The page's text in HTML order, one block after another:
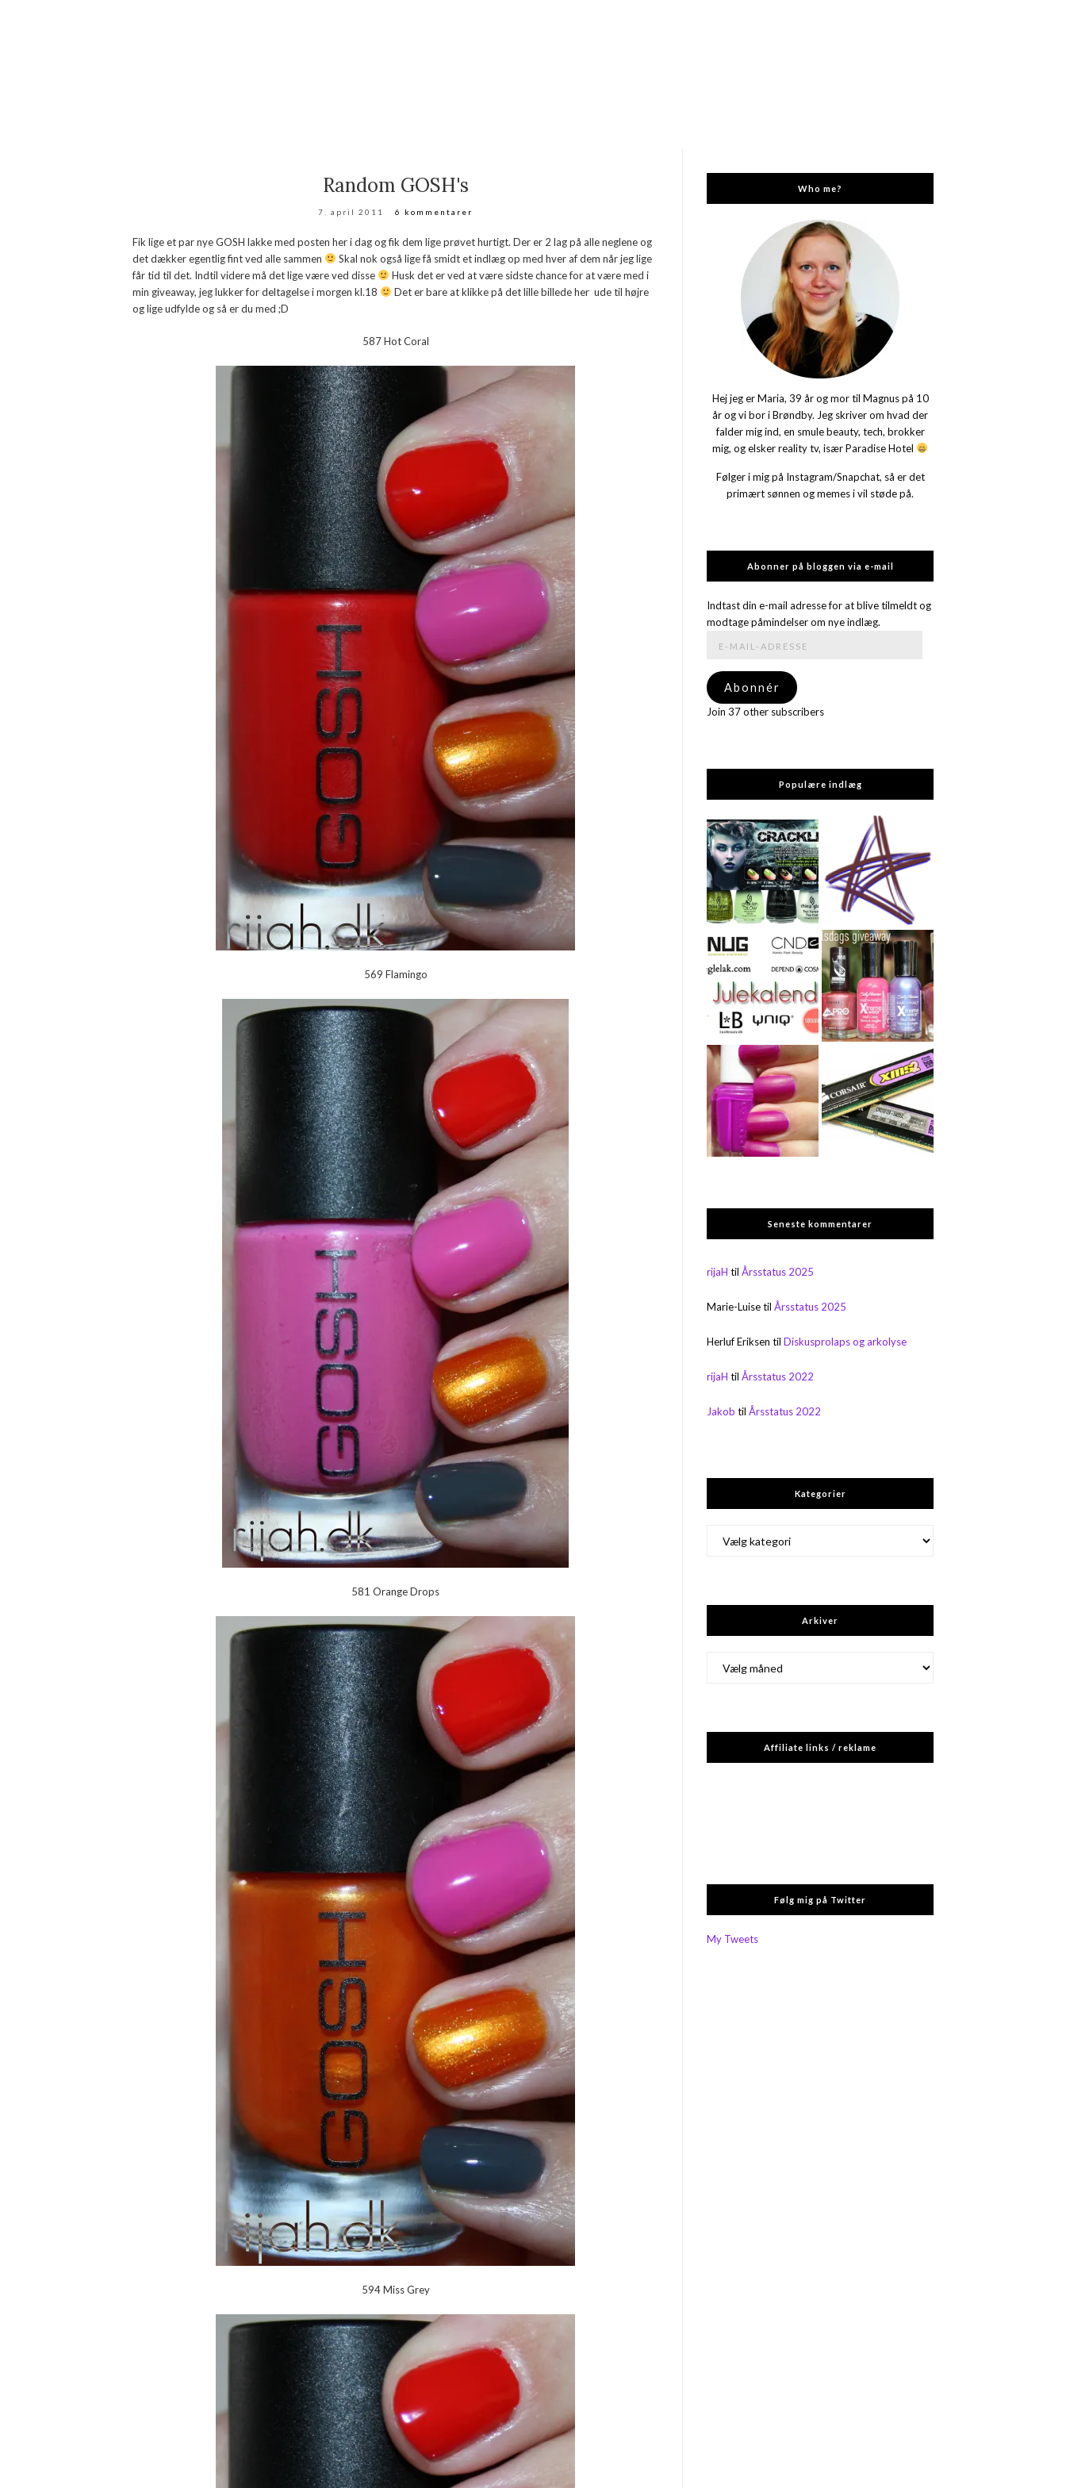
Random GOSH's
7. april 2011 6 kommentarer
Fik lige et par nye GOSH lakke med posten her i dag og fik dem lige prøvet hurtigt. Der er 2 lag på alle neglene og
det dækker egentlig fint ved alle sammen
Skal nok også lige få smidt et indlæg op med hver af dem når jeg lige
får tid til det. Indtil videre må det lige være ved disse
Husk det er ved at være sidste chance for at være med i
min giveaway, jeg lukker for deltagelse i morgen kl.18
Det er bare at klikke på det lille billede her ude til højre
og lige udfylde og så er du med ;D
587 Hot Coral
569 Flamingo
581 Orange Drops
594 Miss Grey
Who me?
Hej jeg er Maria, 39 år og mor til Magnus på 10
år og vi bor i Brøndby. Jeg skriver om hvad der
falder mig ind, en smule beauty, tech, brokker
mig, og elsker reality tv, især Paradise Hotel
Følger i mig på Instagram/Snapchat, så er det
primært sønnen og memes i vil støde på.
Abonner på bloggen via e-mail
Indtast din e-mail adresse for at blive tilmeldt og
modtage påmindelser om nye indlæg.
adresse
Abonnér
Join 37 other subscribers
Populære indlæg
Seneste kommentarer
rijaH tilÅrsstatus 2025
Marie-LuisetilÅrsstatus 2025
Herluf Eriksen tilDiskusprolaps og arkolyse
rijaH tilÅrsstatus 2022
Jakob tilÅrsstatus 2022
Kategorier
Arkiver
Affiliate links / reklame
Følg mig på Twitter
My Tweets